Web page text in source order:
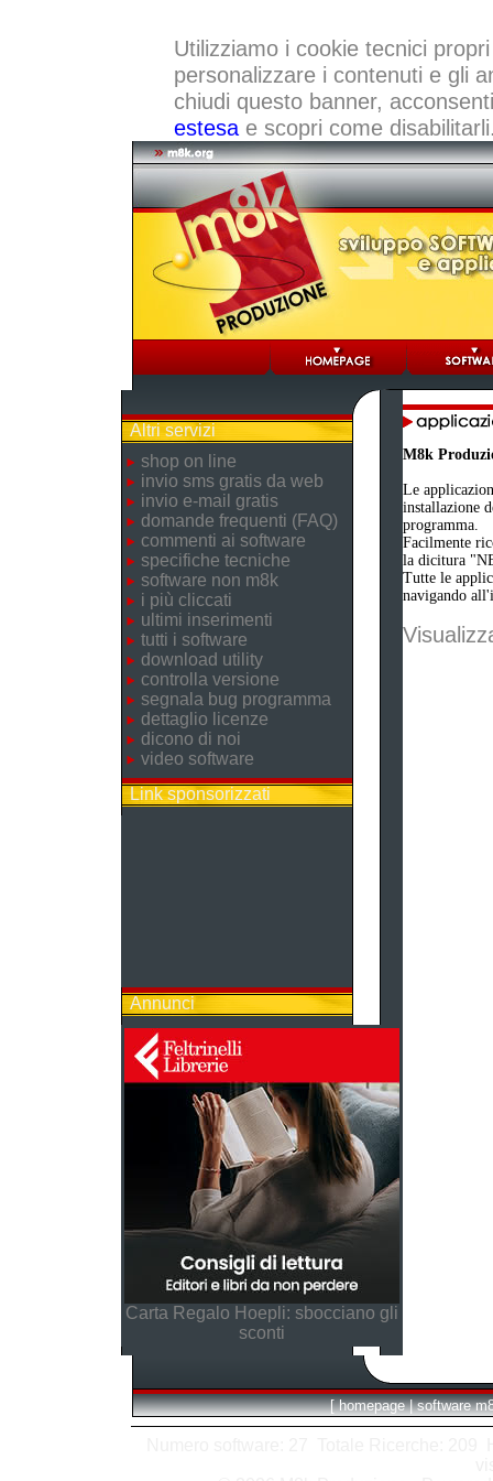
Utilizziamo i cookie tecnici
personalizzare i contenuti e gli
chiudi questo banner,
estesae scopri come
Altri servizi
shop on line
invio sms gratis da web
invio e-mail gratis
domande frequenti (FAQ)
commenti ai software
specifiche tecniche
software non m8k
i più cliccati
ultimi inserimenti
tutti i software
download utility
controlla versione
segnala bug programma
dettaglio licenze
dicono di noi
video software
Link sponsorizzati
Annunci
Carta Regalo Hoepli: sbocciano gli
sconti
M8k
Le
installazione
programma.
Facilmente
la dicitura
Tutte le
navigando
[ homepage | software